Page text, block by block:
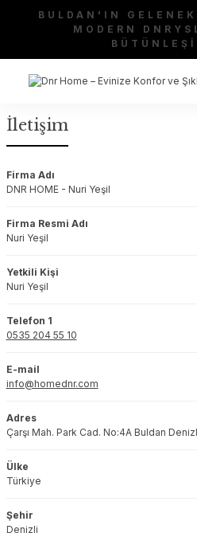
BULDAN'IN
MODERN
İletişim
Firma Adı
DNR HOME - Nuri Yeşil
Firma Resmi Adı
Nuri Yeşil
Yetkili Kişi
Nuri Yeşil
Telefon 1
0535 204 55 10
E-mail
info@homednr.com
Adres
Çarşı Mah. Park Cad. No:4A Buldan
Ülke
Türkiye
Şehir
Denizli